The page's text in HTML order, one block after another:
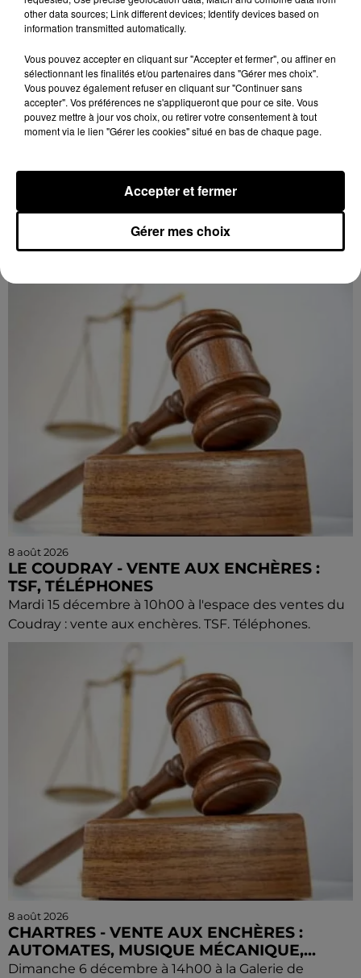
8 août 2026
LUISANT - SPECTACLE : COMBAT
de Luisant : Combat chorégraphié. Spectacle-
8 août 2026
LE COUDRAY - VENTE AUX ENCHÈRES :
TSF, TÉLÉPHONES
Mardi 15 décembre à 10h00 à l'espace des ventes du
Coudray : vente aux enchères. TSF. Téléphones.
8 août 2026
CHARTRES - VENTE AUX ENCHÈRES :
AUTOMATES, MUSIQUE MÉCANIQUE,...
Dimanche 6 décembre à 14h00 à la Galerie de
other data sources; Link different devices; Identify devices based on
information transmitted automatically.
Vous pouvez accepter en cliquant sur "Accepter et fermer", ou affiner en
sélectionnant les finalités et/ou partenaires dans "Gérer mes choix".
Vous pouvez également refuser en cliquant sur "Continuer sans
accepter". Vos préférences ne s'appliqueront que pour ce site. Vous
pouvez mettre à jour vos choix, ou retirer votre consentement à tout
moment via le lien "Gérer les cookies" situé en bas de chaque page.
Gérer mes choix
Accepter et fermer